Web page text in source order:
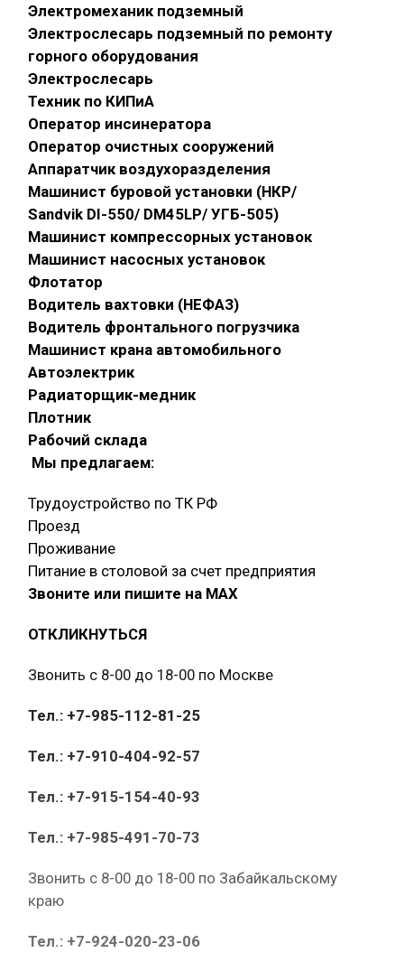
Электромеханик подземный
Электрослесарь подземный по ремонту
горного оборудования
Электрослесарь
Техник по КИПиА
Оператор инсинератора
Оператор очистных сооружений
Аппаратчик воздухоразделения
Машинист буровой установки (НКР/
Sandvik DI-550/ DM45LP/ УГБ-505)
Машинист компрессорных установок
Машинист насосных установок
Флотатор
Водитель вахтовки (НЕФАЗ)
Водитель фронтального погрузчика
Машинист крана автомобильного
Автоэлектрик
Радиаторщик-медник
Плотник
Рабочий склада
Мы предлагаем:
Трудоустройство по ТК РФ
Проезд
Проживание
Питание в столовой за счет предприятия
Звоните или пишите на МАХ
ОТКЛИКНУТЬСЯ
Звонить с 8-00 до 18-00 по Москве
Тел.: +7-985-112-81-25
Тел.: +7-910-404-92-57
Тел.: +7-915-154-40-93
Тел.: +7-985-491-70-73
Звонить с 8-00 до 18-00 по Забайкальскому
краю
Тел.: +7-924-020-23-06